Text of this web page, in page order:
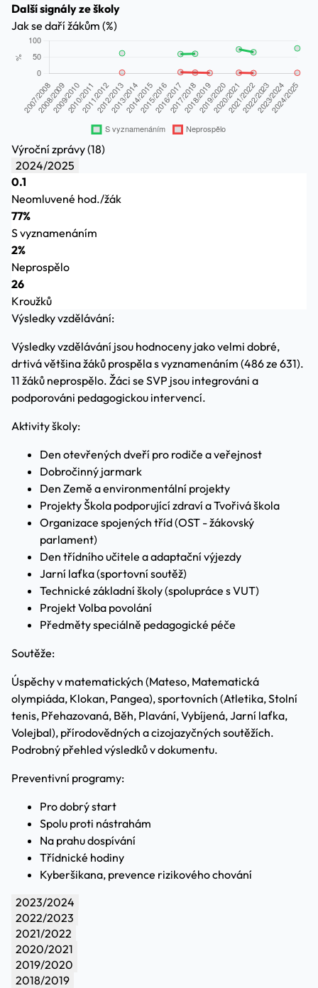
Další signály ze školy
Jak se daří žákům (%)
Výroční zprávy (18)
2024/2025
0.1
Neomluvené hod./žák
77%
S vyznamenáním
2%
Neprospělo
26
Kroužků
Výsledky vzdělávání:
Výsledky vzdělávání jsou hodnoceny jako velmi dobré,
drtivá většina žáků prospěla s vyznamenáním (486 ze 631).
11 žáků neprospělo. Žáci se SVP jsou integrováni a
podporováni pedagogickou intervencí.
Aktivity školy:
Den otevřených dveří pro rodiče a veřejnost
Dobročinný jarmark
Den Země a environmentální projekty
Projekty Škola podporující zdraví a Tvořivá škola
Organizace spojených tříd (OST - žákovský
parlament)
Den třídního učitele a adaptační výjezdy
Jarní laťka (sportovní soutěž)
Technické základní školy (spolupráce s VUT)
Projekt Volba povolání
Předměty speciálně pedagogické péče
Soutěže:
Úspěchy v matematických (Mateso, Matematická
olympiáda, Klokan, Pangea), sportovních (Atletika, Stolní
tenis, Přehazovaná, Běh, Plavání, Vybíjená, Jarní laťka,
Volejbal), přírodovědných a cizojazyčných soutěžích.
Podrobný přehled výsledků v dokumentu.
Preventivní programy:
Pro dobrý start
Spolu proti nástrahám
Na prahu dospívání
Třídnické hodiny
Kyberšikana, prevence rizikového chování
2023/2024
2022/2023
2021/2022
2020/2021
2019/2020
2018/2019